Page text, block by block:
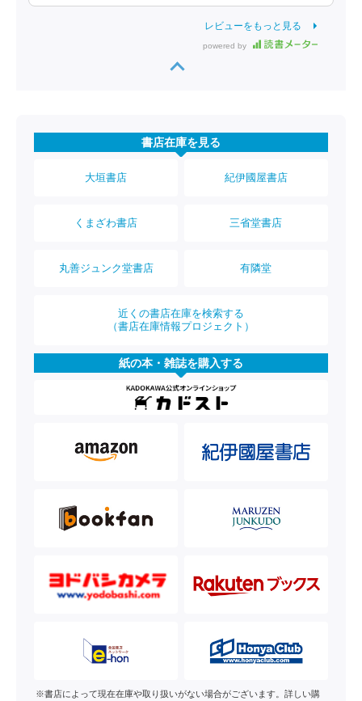
レビューをもっと見る
powered by
書店在庫を見る
大垣書店 紀伊國屋書店
くまざわ書店 三省堂書店
丸善ジュンク堂書店 有隣堂
近くの書店在庫を検索する
（書店在庫情報プロジェクト）
紙の本・雑誌を購入する
※書店によって現在在庫や取り扱いがない場合がございます。詳しい購